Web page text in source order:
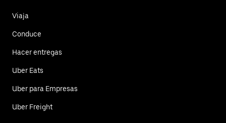
Viaja
Conduce
Hacer entregas
Uber Eats
Uber para Empresas
Uber Freight